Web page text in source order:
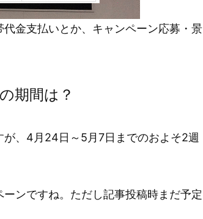
金支払いとか、キャンペーン応募・景
期間は？
、4月24日～5月7日までのおよそ2週
ンですね。ただし記事投稿時まだ予定